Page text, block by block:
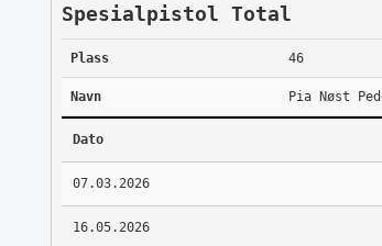
Spesialpistol Total
Plass 46
Navn Pia Nøst
Dato
07.03.2026
16.05.2026